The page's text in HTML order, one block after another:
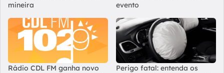
mineira
evento
Rádio CDL FM ganha novo
Perigo fatal: entenda os